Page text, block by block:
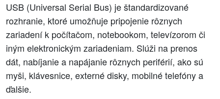
USB (Universal Serial Bus) je štandardizované
rozhranie, ktoré umožňuje pripojenie rôznych
zariadení k počítačom, notebookom, televízorom či
iným elektronickým zariadeniam. Slúži na prenos
dát, nabíjanie a napájanie rôznych periférií, ako sú
myši, klávesnice, externé disky, mobilné telefóny a
ďalšie.